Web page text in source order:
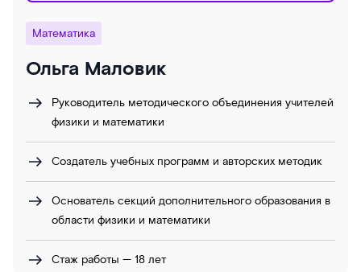
Математика
Ольга Маловик
Руководитель методического объединения учителей
физики и математики
Создатель учебных программ и авторских методик
Основатель секций дополнительного образования в
области физики и математики
Стаж работы — 18 лет